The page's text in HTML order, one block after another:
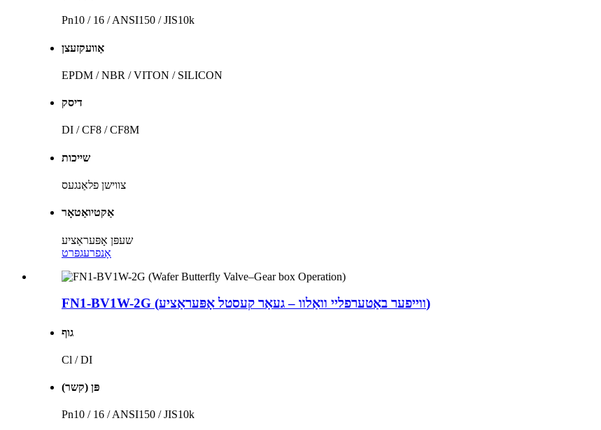
Pn10 / 16 / ANSI150 / JIS10k
אַוועקזעצן
EPDM / NBR / VITON / SILICON
דיסק
DI / CF8 / CF8M
שייכות
צווישן פלאַנגעס
אַקטיואַטאָר
שעפּן אָפּעראַציע
אָנפרעגפּרט
FN1-BV1W-2G (ווייפער באַטערפליי וואַלוו – געאַר קעסטל אָפּעראַציע)
גוף
Cl / DI
פּן (קשר)
Pn10 / 16 / ANSI150 / JIS10k